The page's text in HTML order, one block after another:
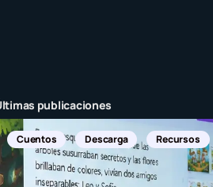
publicaciones
Noticias Internacionales